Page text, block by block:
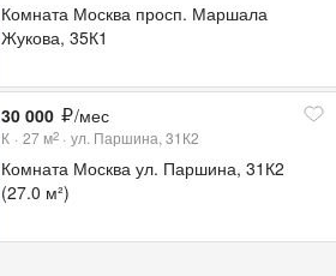
Комната Москва просп. Маршала
Жукова, 35К1
30 000 /мес
К 27 м2 ул. Паршина, 31К2
Комната Москва ул. Паршина, 31К2
(27.0 м²)